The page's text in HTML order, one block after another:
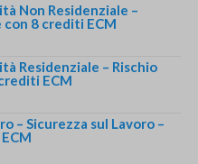
Non Residenziale –
con 8 crediti ECM
Residenziale – Rischio
ECM
– Sicurezza sul Lavoro –